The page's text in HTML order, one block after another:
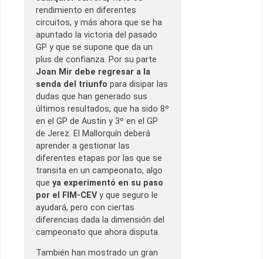
rendimiento en diferentes
circuitos, y más ahora que se ha
apuntado la victoria del pasado
GP y que se supone que da un
plus de confianza. Por su parte
Joan Mir debe regresar a la
senda del triunfo para disipar las
dudas que han generado sus
últimos resultados, que ha sido 8º
en el GP de Austin y 3º en el GP
de Jerez. El Mallorquín deberá
aprender a gestionar las
diferentes etapas por las que se
transita en un campeonato, algo
que ya experimentó en su paso
por el FIM-CEVy que seguro le
ayudará, pero con ciertas
diferencias dada la dimensión del
campeonato que ahora disputa.
También han mostrado un gran